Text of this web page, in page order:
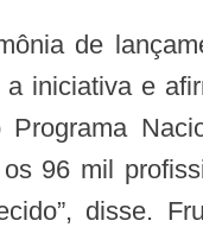
a iniciativa e
Programa
96 mil
disse.